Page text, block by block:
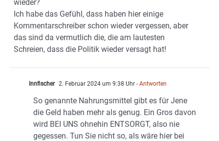
wieder?
Ich habe das Gefühl, dass haben hier einige
Kommentarschreiber schon wieder vergessen, aber
das sind da vermutlich die, die am lautesten
Schreien, dass die Politik wieder versagt hat!
Innfischer 2. Februar 2024 um 9:38 Uhr - Antworten
So genannte Nahrungsmittel gibt es für Jene
die Geld haben mehr als genug. Ein Gros davon
wird BEI UNS ohnehin ENTSORGT, also nie
gegessen. Tun Sie nicht so, als wäre hier bei